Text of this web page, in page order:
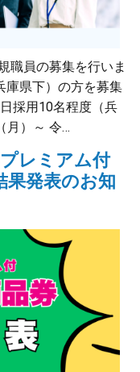
職員の募集を行いま
庫県下）の方を募集
採用10名程度（兵
月）～ 令…
レミアム付
果発表のお知